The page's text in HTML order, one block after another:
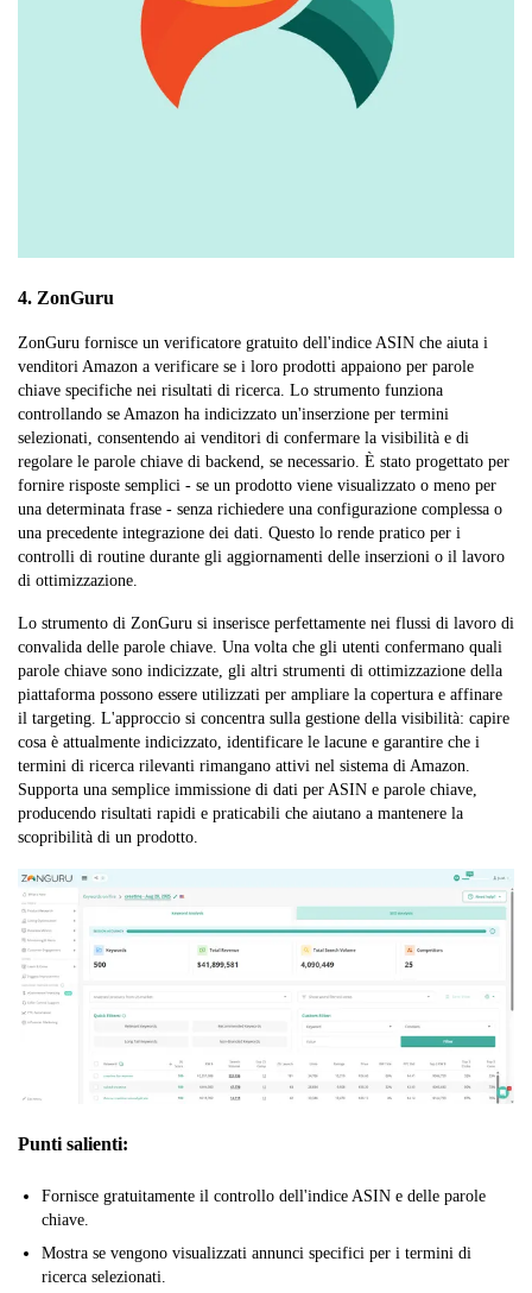
4. ZonGuru
ZonGuru fornisce un verificatore gratuito dell'indice ASIN che aiuta i
venditori Amazon a verificare se i loro prodotti appaiono per parole
chiave specifiche nei risultati di ricerca. Lo strumento funziona
controllando se Amazon ha indicizzato un'inserzione per termini
selezionati, consentendo ai venditori di confermare la visibilità e di
regolare le parole chiave di backend, se necessario. È stato progettato per
fornire risposte semplici - se un prodotto viene visualizzato o meno per
una determinata frase - senza richiedere una configurazione complessa o
una precedente integrazione dei dati. Questo lo rende pratico per i
controlli di routine durante gli aggiornamenti delle inserzioni o il lavoro
di ottimizzazione.
Lo strumento di ZonGuru si inserisce perfettamente nei flussi di lavoro di
convalida delle parole chiave. Una volta che gli utenti confermano quali
parole chiave sono indicizzate, gli altri strumenti di ottimizzazione della
piattaforma possono essere utilizzati per ampliare la copertura e affinare
il targeting. L'approccio si concentra sulla gestione della visibilità: capire
cosa è attualmente indicizzato, identificare le lacune e garantire che i
termini di ricerca rilevanti rimangano attivi nel sistema di Amazon.
Supporta una semplice immissione di dati per ASIN e parole chiave,
producendo risultati rapidi e praticabili che aiutano a mantenere la
scopribilità di un prodotto.
Punti salienti:
Fornisce gratuitamente il controllo dell'indice ASIN e delle parole
chiave.
Mostra se vengono visualizzati annunci specifici per i termini di
ricerca selezionati.